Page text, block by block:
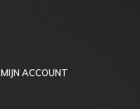
MIJN ACCOUNT